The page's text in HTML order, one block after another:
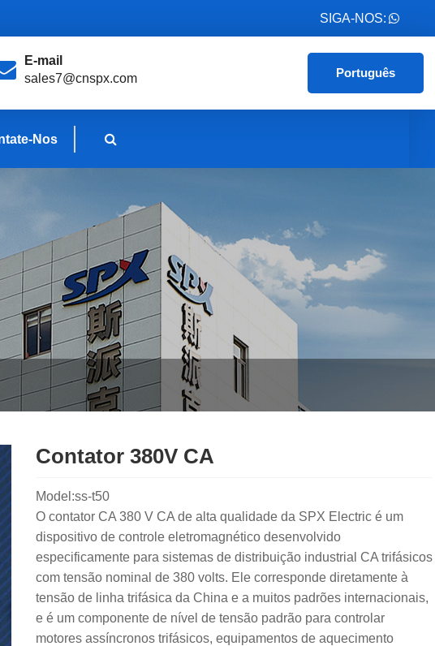
SIGA-NOS:
E-mail
sales7@cnspx.com
Português
Nos
Contator 380V CA
Model:ss-t50
O contator CA 380 V CA de alta qualidade da SPX Electric é um
dispositivo de controle eletromagnético desenvolvido
especificamente para sistemas de distribuição industrial CA trifásicos
com tensão nominal de 380 volts. Ele corresponde diretamente à
tensão de linha trifásica da China e a muitos padrões internacionais,
e é um componente de nível de tensão padrão para controlar
motores assíncronos trifásicos, equipamentos de aquecimento